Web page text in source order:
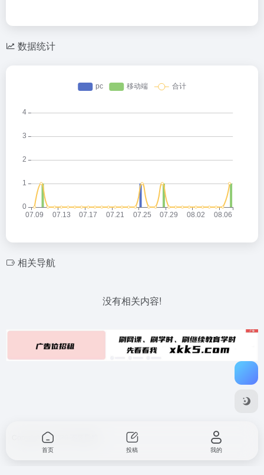
数据统计
相关导航
没有相关内容!
Copyright © 2026
首页 投稿 我的